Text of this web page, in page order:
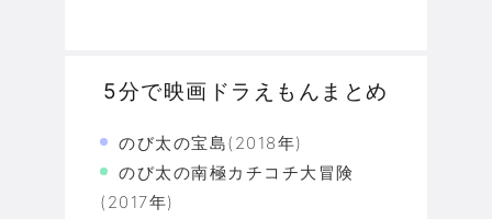
5分で映画ドラえもんまとめ
のび太の宝島(2018年)
のび太の南極カチコチ大冒険
(2017年)